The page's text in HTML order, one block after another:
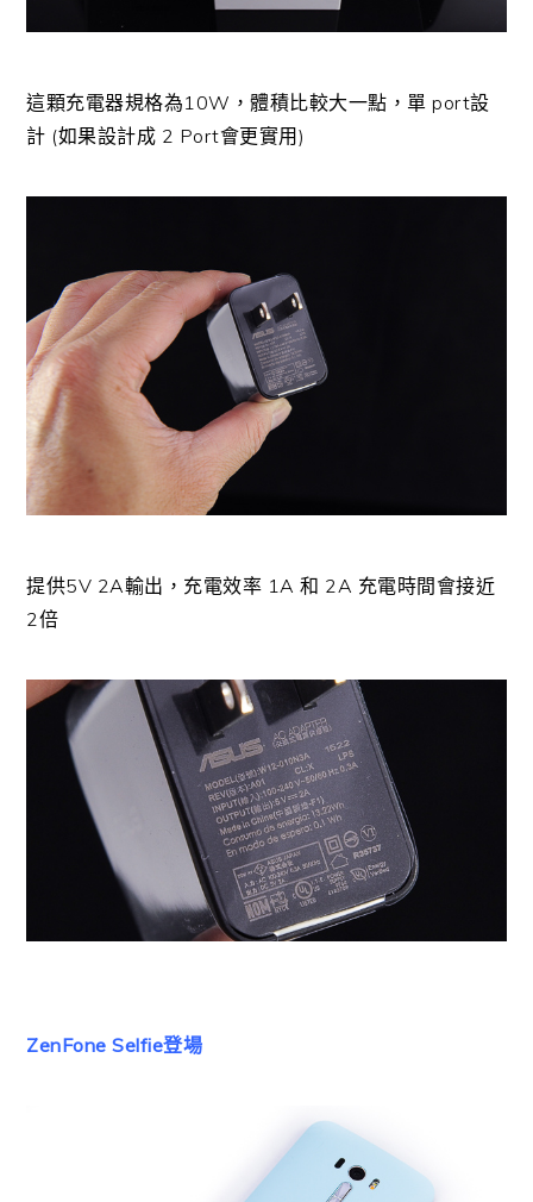
這顆充電器規格為10W，體積比較大一點，單 port設
計 (如果設計成 2 Port會更實用)
提供5V 2A輸出，充電效率 1A 和 2A 充電時間會接近
2倍
ZenFone Selfie登場